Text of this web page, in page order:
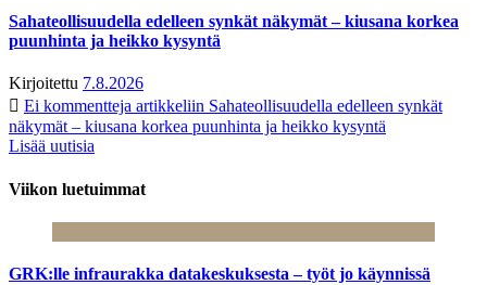
Sahateollisuudella edelleen synkät näkymät – kiusana korkea
puunhinta ja heikko kysyntä
Kirjoitettu 7.8.2026
Ei kommentteja artikkeliin Sahateollisuudella edelleen synkät
näkymät – kiusana korkea puunhinta ja heikko kysyntä
Lisää uutisia
Viikon luetuimmat
GRK:lle infraurakka datakeskuksesta – työt jo käynnissä